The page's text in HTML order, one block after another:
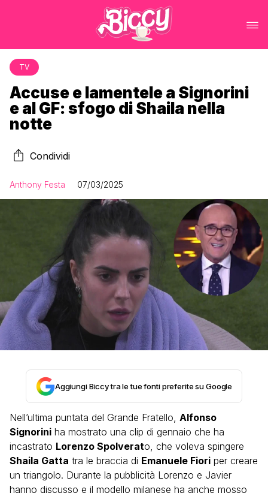
TV
Accuse e lamentele a Signorini
e al GF: sfogo di Shaila nella
notte
Condividi
Anthony Festa 07/03/2025
Aggiungi Biccy tra le tue fonti preferite su Google
Nell’ultima puntata del Grande Fratello, Alfonso
Signorini ha mostrato una clip di gennaio che ha
incastrato Lorenzo Spolverato, che voleva spingere
Shaila Gatta tra le braccia di Emanuele Fiori per creare
un triangolo. Durante la pubblicità Lorenzo e Javier
hanno discusso e il modello milanese ha anche mosso